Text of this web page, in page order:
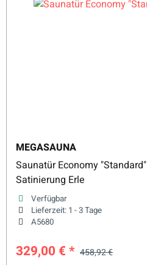
MEGASAUNA
Saunatür Economy "Standard" 80cm 210cm Grau ohne
Satinierung Erle
Verfügbar
Lieferzeit: 1 - 3 Tage
A5680
329,00 €* 458,92 €